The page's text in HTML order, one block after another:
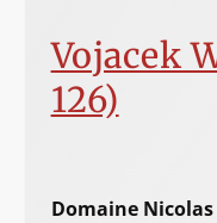
Vojacek
126)
Domaine